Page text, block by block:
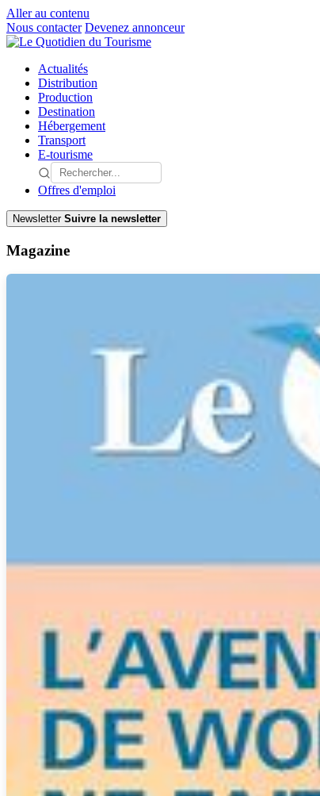
Aller au contenu
Nous contacter Devenez annonceur
Actualités
Distribution
Production
Destination
Hébergement
Transport
E-tourisme
Offres d'emploi
Newsletter Suivre la newsletter
Magazine